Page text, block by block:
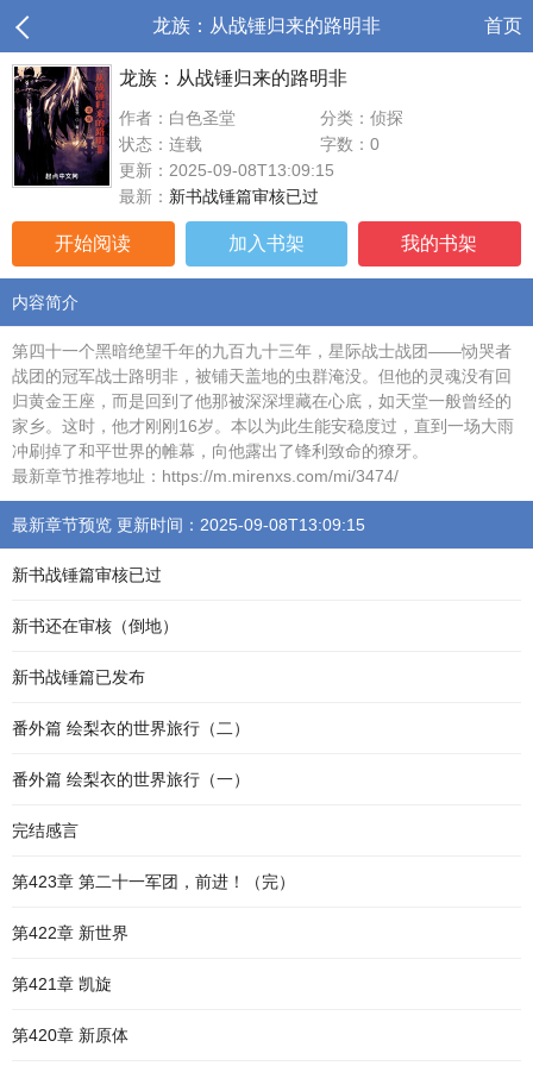
龙族：从战锤归来的路明非 首页
龙族：从战锤归来的路明非
作者：白色圣堂
分类：侦探
状态：连载
字数：0
更新：2025-09-08T13:09:15
最新： 新书战锤篇审核已过
开始阅读 加入书架 我的书架
内容简介
第四十一个黑暗绝望千年的九百九十三年，星际战士战团——恸哭者
战团的冠军战士路明非，被铺天盖地的虫群淹没。但他的灵魂没有回
归黄金王座，而是回到了他那被深深埋藏在心底，如天堂一般曾经的
家乡。这时，他才刚刚16岁。本以为此生能安稳度过，直到一场大雨
冲刷掉了和平世界的帷幕，向他露出了锋利致命的獠牙。
最新章节推荐地址：https://m.mirenxs.com/mi/3474/
最新章节预览 更新时间：2025-09-08T13:09:15
新书战锤篇审核已过
新书还在审核（倒地）
新书战锤篇已发布
番外篇 绘梨衣的世界旅行（二）
番外篇 绘梨衣的世界旅行（一）
完结感言
第423章 第二十一军团，前进！（完）
第422章 新世界
第421章 凯旋
第420章 新原体